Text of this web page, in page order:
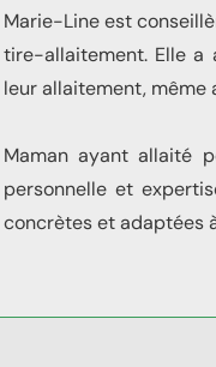
Marie-Line est
tire-allaitement. Elle a
leur allaitement, même
Maman ayant allaité
personnelle et
concrètes et adaptées